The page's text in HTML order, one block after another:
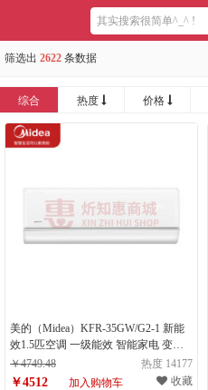
筛选出 2622 条数据
综合 热度 价格
美的（Midea）KFR-35GW/G2-1 新能
效1.5匹空调 一级能效 智能家电 变频
冷暖（计量单位：台）
￥4749.48 热度 14177
￥4512 加入购物车 收藏